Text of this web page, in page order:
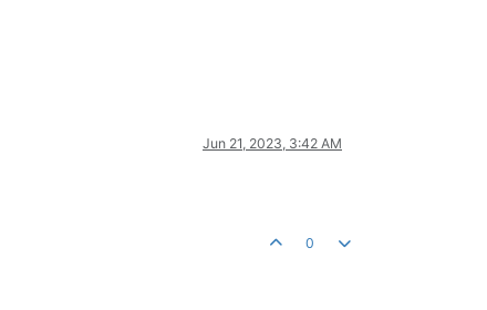
Jun 21, 2023, 3:42 AM
0